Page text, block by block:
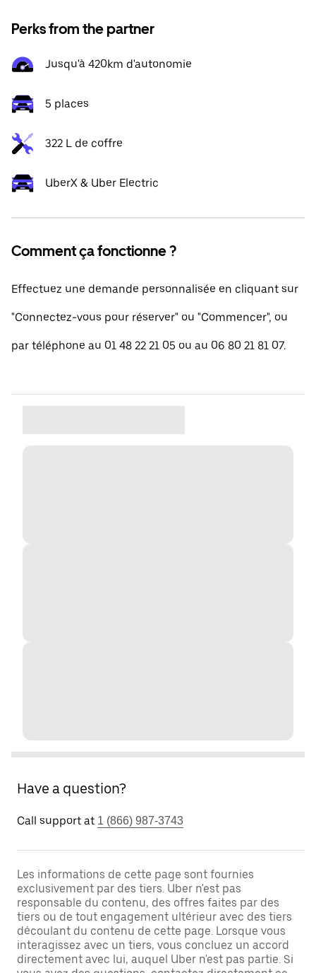
Perks from the partner
Jusqu'à 420km d'autonomie
5 places
322 L de coffre
UberX & Uber Electric
Comment ça fonctionne ?
Effectuez une demande personnalisée en cliquant sur
"Connectez-vous pour réserver" ou "Commencer", ou
par téléphone au 01 48 22 21 05 ou au 06 80 21 81 07.
Have a question?
Call support at 1 (866) 987-3743
Les informations de cette page sont fournies
exclusivement par des tiers. Uber n'est pas
responsable du contenu, des offres faites par des
tiers ou de tout engagement ultérieur avec des tiers
découlant du contenu de cette page. Lorsque vous
interagissez avec un tiers, vous concluez un accord
directement avec lui, auquel Uber n'est pas partie. Si